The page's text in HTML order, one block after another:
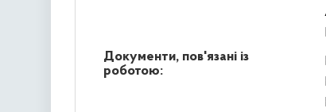
Документи, пов'язані із
роботою: